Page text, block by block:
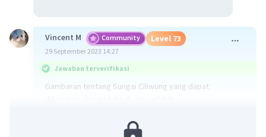
Vincent M Community Level 73
29 September 2023 14:27
Jawaban terverifikasi
Gambaran tentang Sungai Ciliwung yang dapat
C. memiliki kontribusi besar bagi masyarakat